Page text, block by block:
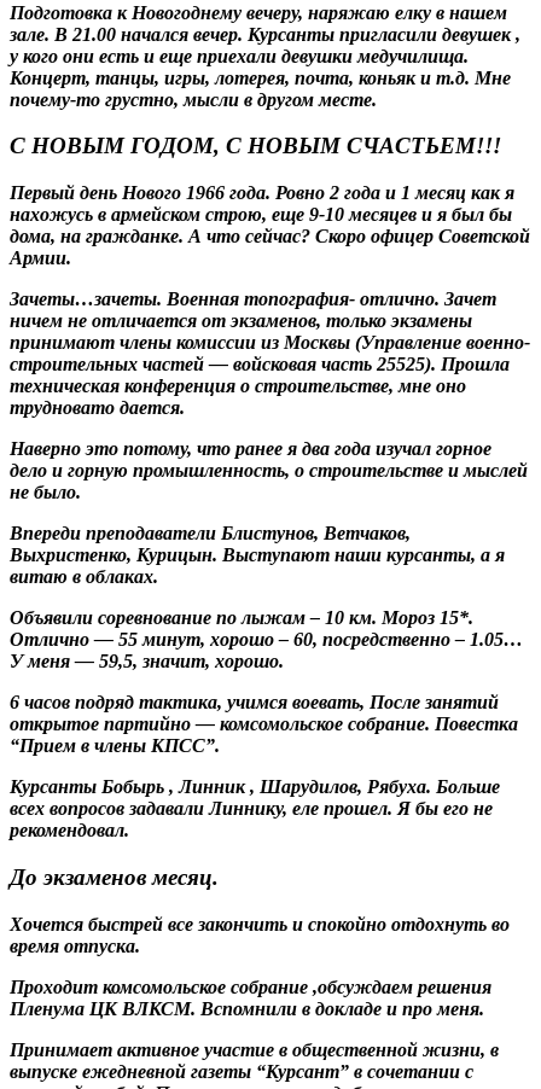
Подготовка к Новогоднему вечеру, наряжаю елку в нашем
зале. В 21.00 начался вечер. Курсанты пригласили девушек ,
у кого они есть и еще приехали девушки медучилища.
Концерт, танцы, игры, лотерея, почта, коньяк и т.д. Мне
почему-то грустно, мысли в другом месте.
С НОВЫМ ГОДОМ, С НОВЫМ СЧАСТЬЕМ!!!
Первый день Нового 1966 года. Ровно 2 года и 1 месяц как я
нахожусь в армейском строю, еще 9-10 месяцев и я был бы
дома, на гражданке. А что сейчас? Скоро офицер Советской
Армии.
Зачеты…зачеты. Военная топография- отлично. Зачет
ничем не отличается от экзаменов, только экзамены
принимают члены комиссии из Москвы (Управление военно-
строительных частей — войсковая часть 25525). Прошла
техническая конференция о строительстве, мне оно
трудновато дается.
Наверно это потому, что ранее я два года изучал горное
дело и горную промышленность, о строительстве и мыслей
не было.
Впереди преподаватели Блистунов, Ветчаков,
Выхристенко, Курицын. Выступают наши курсанты, а я
витаю в облаках.
Объявили соревнование по лыжам – 10 км. Мороз 15*.
Отлично — 55 минут, хорошо – 60, посредственно – 1.05…
У меня — 59,5, значит, хорошо.
6 часов подряд тактика, учимся воевать, После занятий
открытое партийно — комсомольское собрание. Повестка
“Прием в члены КПСС”.
Курсанты Бобырь , Линник , Шарудилов, Рябуха. Больше
всех вопросов задавали Линнику, еле прошел. Я бы его не
рекомендовал.
До экзаменов месяц.
Хочется быстрей все закончить и спокойно отдохнуть во
время отпуска.
Проходит комсомольское собрание ,обсуждаем решения
Пленума ЦК ВЛКСМ. Вспомнили в докладе и про меня.
Принимает активное участие в общественной жизни, в
выпуске ежедневной газеты “Курсант” в сочетании с